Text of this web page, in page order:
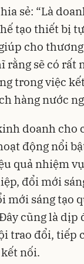
sẻ: “Là
tạo thiết bị
cho
sẽ có rất
trong việc
hàng nước
doanh cho
động nổi
quả nhiệm
đổi mới
sáng tạo
cũng là dịp
trao đổi, tiếp
nối.